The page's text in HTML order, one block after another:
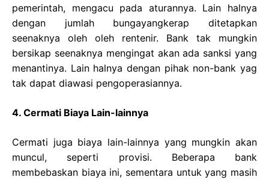
pemerintah, mengacu pada aturannya. Lain halnya
dengan jumlah bungayangkerap ditetapkan
seenaknya oleh oleh rentenir. Bank tak mungkin
bersikap seenaknya mengingat akan ada sanksi yang
menantinya. Lain halnya dengan pihak non-bank yag
tak dapat diawasi pengoperasiannya.
4. Cermati Biaya Lain-lainnya
Cermati juga biaya lain-lainnya yang mungkin akan
muncul, seperti provisi. Beberapa bank
membebaskan biaya ini, sementara untuk yang masih